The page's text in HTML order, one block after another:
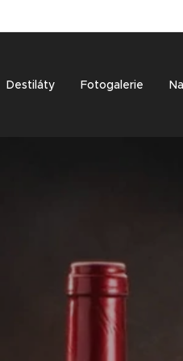
Destiláty Fotogalerie